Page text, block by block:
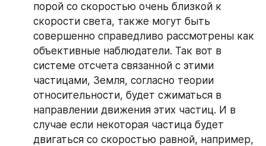
порой со скоростью очень близкой к
скорости света, также могут быть
совершенно справедливо рассмотрены как
объективные наблюдатели. Так вот в
системе отсчета связанной с этими
частицами, Земля, согласно теории
относительности, будет сжиматься в
направлении движения этих частиц. И в
случае если некоторая частица будет
двигаться со скоростью равной, например,